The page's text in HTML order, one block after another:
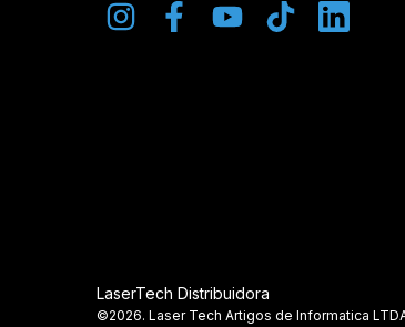
LaserTech Distribuidora
©2026. Laser Tech Artigos de Informatica